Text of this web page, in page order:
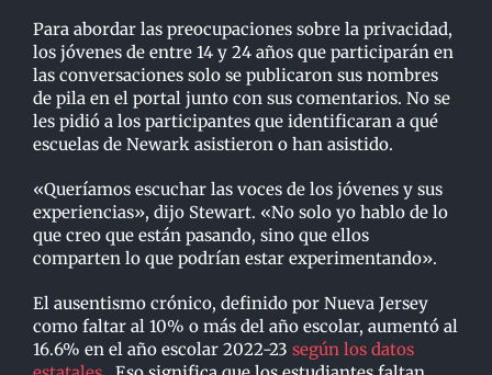
Para abordar las preocupaciones sobre la privacidad,
los jóvenes de entre 14 y 24 años que participarán en
las conversaciones solo se publicaron sus nombres
de pila en el portal junto con sus comentarios. No se
les pidió a los participantes que identificaran a qué
escuelas de Newark asistieron o han asistido.
«Queríamos escuchar las voces de los jóvenes y sus
experiencias», dijo Stewart. «No solo yo hablo de lo
que creo que están pasando, sino que ellos
comparten lo que podrían estar experimentando».
El ausentismo crónico, definido por Nueva Jersey
como faltar al 10% o más del año escolar, aumentó al
16.6% en el año escolar 2022-23 según los datos